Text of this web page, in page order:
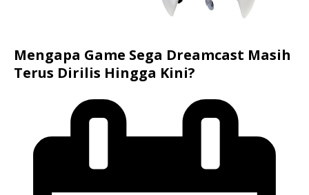
Mengapa Game Sega Dreamcast Masih
Terus Dirilis Hingga Kini?